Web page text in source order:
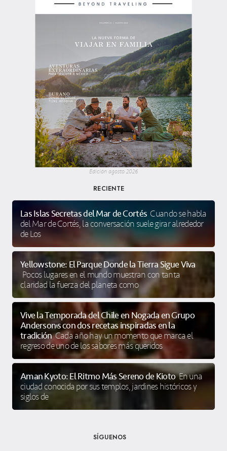
Edición agosto 2026
RECIENTE
Las Islas Secretas del Mar de Cortés Cuando se habla
del Mar de Cortés, la conversación suele girar alrededor
de Los
Yellowstone: El Parque Donde la Tierra Sigue Viva
Pocos lugares en el mundo muestran con tanta
claridad la fuerza del planeta como
Vive la Temporada del Chile en Nogada en Grupo
Anderson’s con dos recetas inspiradas en la
tradición Cada año hay un momento que marca el
regreso de uno de los sabores más queridos
Aman Kyoto: El Ritmo Más Sereno de Kioto En una
ciudad conocida por sus templos, jardines históricos y
siglos de
SÍGUENOS